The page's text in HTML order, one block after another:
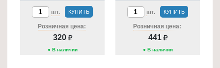
шт. КУПИТЬ
Розничная цена:
320
● В наличии
шт. КУПИТЬ
Розничная цена:
441
● В наличии